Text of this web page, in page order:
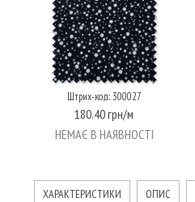
Штрих-код: 300027
180.40 грн/м
НЕМАЄ В НАЯВНОСТІ
ХАРАКТЕРИСТИКИ ОПИС